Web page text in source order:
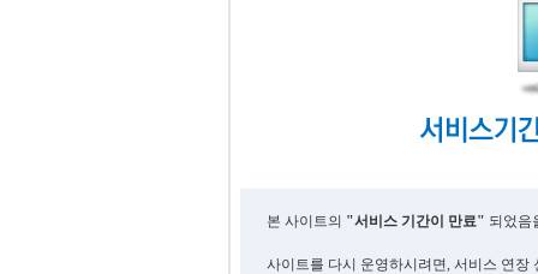
본 사이트의 "서비스 기간이 만료" 되었음
사이트를 다시 운영하시려면, 서비스 연장